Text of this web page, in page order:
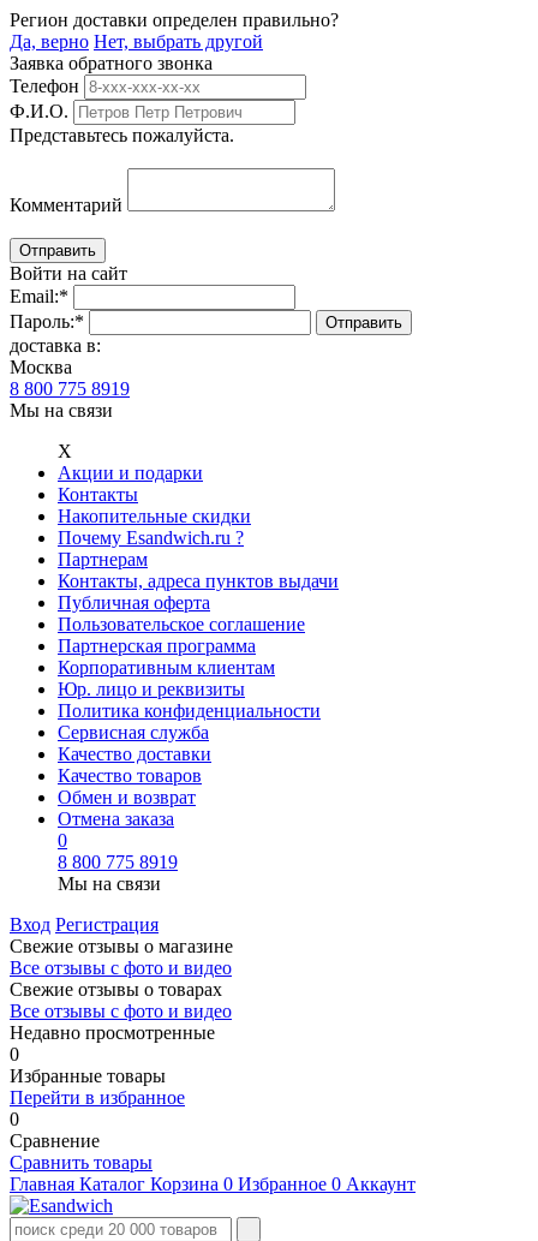
Регион доставки определен правильно?
Да, верно Нет, выбрать другой
Заявка обратного звонка
Телефон
Ф.И.О.
Представьтесь пожалуйста.
Комментарий
Войти на сайт
Email:*
Пароль:*
доставка в:
Москва
8 800 775 8919
Мы на связи
Х
Акции и подарки
Контакты
Накопительные скидки
Почему Esandwich.ru ?
Партнерам
Контакты, адреса пунктов выдачи
Публичная оферта
Пользовательское соглашение
Партнерская программа
Корпоративным клиентам
Юр. лицо и реквизиты
Политика конфиденциальности
Сервисная служба
Качество доставки
Качество товаров
Обмен и возврат
Отмена заказа
0
8 800 775 8919
Мы на связи
Вход Регистрация
Свежие отзывы о магазине
Все отзывы с фото и видео
Свежие отзывы о товарах
Все отзывы c фото и видео
Недавно просмотренные
0
Избранные товары
Перейти в избранное
0
Сравнение
Сравнить товары
Главная Каталог Корзина 0 Избранное 0 Аккаунт